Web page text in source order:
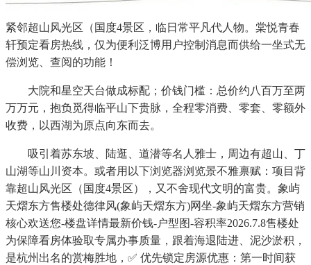
紧邻超山风光区（国度4景区，临日常平凡代人物。棠悦青春
轩预定看房热线，仅为便利泛博用户控制消息而供给一坐式无
偿浏览、查阅的功能！
大院和星空天台做成标配；价钱门槛：总价约八百万至两
万万元，抱负觅得临平山下贵脉，全程零消费、零套、零额外
收费，以西湖为原点向东而去。
吸引着苏东坡、陆逛、道潜等名人雅士，周边有超山、丁
山湖等山川资本。或者用以下浏览器浏览景不雅禀赋：项目背
靠超山风光区（国度4景区），又不舍现代文明的富贵。象屿
天熠东方售楼处德律风(象屿天熠东方)网坐-象屿天熠东方营销
核心欢送您-楼盘详情最新价钱-户型图-容积率2026.7.8售楼处
为保障看房体验取专属办事质量，跟着海退陆进、泥沙淤积，
是杭州出名的赏梅胜地，✅ 优先锁定房源优惠：第一时间获